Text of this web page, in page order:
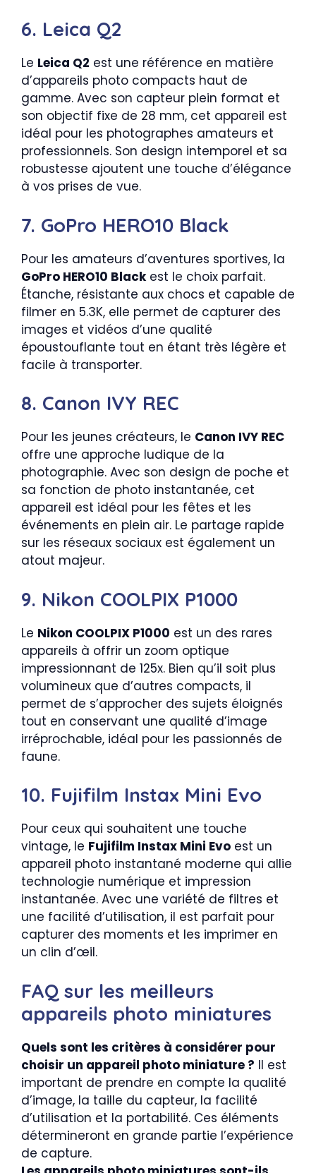
6. Leica Q2
Le Leica Q2 est une référence en matière
d’appareils photo compacts haut de
gamme. Avec son capteur plein format et
son objectif fixe de 28 mm, cet appareil est
idéal pour les photographes amateurs et
professionnels. Son design intemporel et sa
robustesse ajoutent une touche d’élégance
à vos prises de vue.
7. GoPro HERO10 Black
Pour les amateurs d’aventures sportives, la
GoPro HERO10 Blackest le choix parfait.
Étanche, résistante aux chocs et capable de
filmer en 5.3K, elle permet de capturer des
images et vidéos d’une qualité
époustouflante tout en étant très légère et
facile à transporter.
8. Canon IVY REC
Pour les jeunes créateurs, le Canon IVY REC
offre une approche ludique de la
photographie. Avec son design de poche et
sa fonction de photo instantanée, cet
appareil est idéal pour les fêtes et les
événements en plein air. Le partage rapide
sur les réseaux sociaux est également un
atout majeur.
9. Nikon COOLPIX P1000
Le Nikon COOLPIX P1000 est un des rares
appareils à offrir un zoom optique
impressionnant de 125x. Bien qu’il soit plus
volumineux que d’autres compacts, il
permet de s’approcher des sujets éloignés
tout en conservant une qualité d’image
irréprochable, idéal pour les passionnés de
faune.
10. Fujifilm Instax Mini Evo
Pour ceux qui souhaitent une touche
vintage, le Fujifilm Instax Mini Evo est un
appareil photo instantané moderne qui allie
technologie numérique et impression
instantanée. Avec une variété de filtres et
une facilité d’utilisation, il est parfait pour
capturer des moments et les imprimer en
un clin d’œil.
FAQ sur les meilleurs
appareils photo miniatures
Quels sont les critères à considérer pour
choisir un appareil photo miniature ? Il est
important de prendre en compte la qualité
d’image, la taille du capteur, la facilité
d’utilisation et la portabilité. Ces éléments
détermineront en grande partie l’expérience
de capture.